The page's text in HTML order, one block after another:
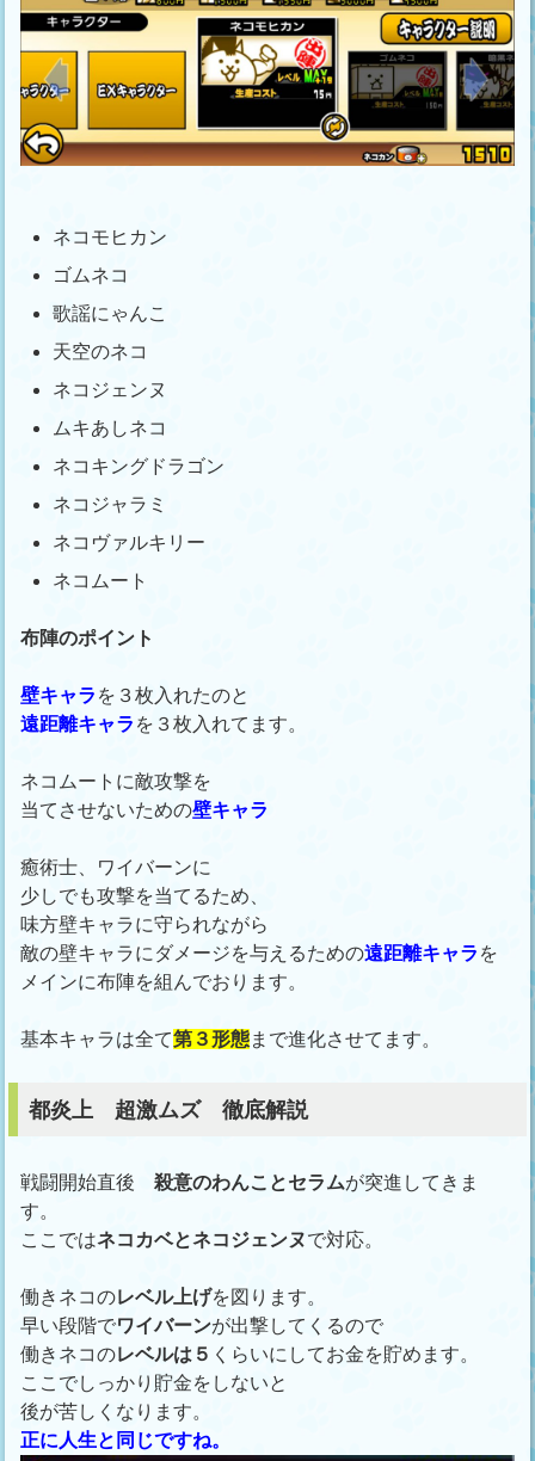
ネコモヒカン
ゴムネコ
歌謡にゃんこ
天空のネコ
ネコジェンヌ
ムキあしネコ
ネコキングドラゴン
ネコジャラミ
ネコヴァルキリー
ネコムート
布陣のポイント
壁キャラ を３枚入れたのと
遠距離キャラ を３枚入れてます。
ネコムートに敵攻撃を
当てさせないための壁キャラ
癒術士、ワイバーンに
少しでも攻撃を当てるため、
味方壁キャラに守られながら
敵の壁キャラにダメージを与えるための遠距離キャラ を
メインに布陣を組んでおります。
基本キャラは全て第３形態まで進化させてます。
都炎上 超激ムズ 徹底解説
戦闘開始直後殺意のわんことセラムが突進してきま
す。
ここではネコカベとネコジェンヌで対応。
働きネコのレベル上げを図ります。
早い段階でワイバーンが出撃してくるので
働きネコのレベルは５ くらいにしてお金を貯めます。
ここでしっかり貯金をしないと
後が苦しくなります。
正に人生と同じですね。